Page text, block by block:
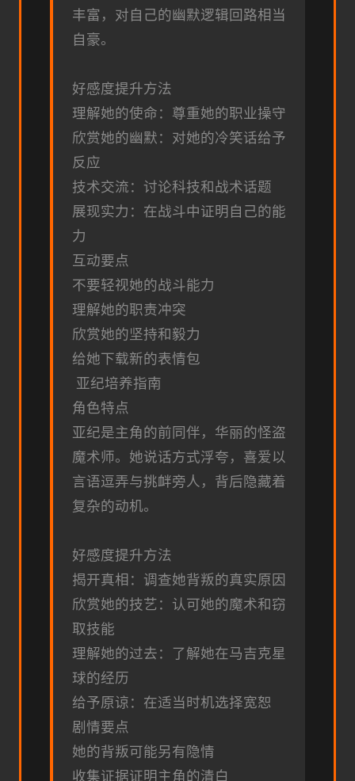
丰富，对自己的幽默逻辑回路相当
自豪。
好感度提升方法
理解她的使命：尊重她的职业操守
欣赏她的幽默：对她的冷笑话给予
反应
技术交流：讨论科技和战术话题
展现实力：在战斗中证明自己的能
力
互动要点
不要轻视她的战斗能力
理解她的职责冲突
欣赏她的坚持和毅力
给她下载新的表情包
亚纪培养指南
角色特点
亚纪是主角的前同伴，华丽的怪盗
魔术师。她说话方式浮夸，喜爱以
言语逗弄与挑衅旁人，背后隐藏着
复杂的动机。
好感度提升方法
揭开真相：调查她背叛的真实原因
欣赏她的技艺：认可她的魔术和窃
取技能
理解她的过去：了解她在马吉克星
球的经历
给予原谅：在适当时机选择宽恕
剧情要点
她的背叛可能另有隐情
收集证据证明主角的清白